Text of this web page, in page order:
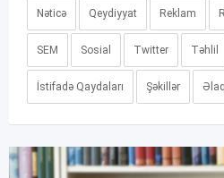
Nəticə Qeydiyyat Reklam
SEM Sosial Twitter Təhlil
İstifadə Qaydaları Şəkillər